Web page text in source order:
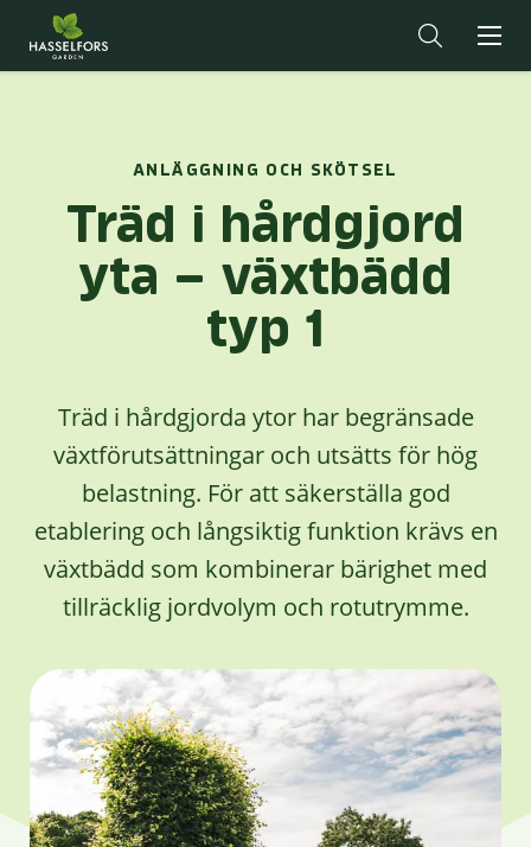
ANLÄGGNING OCH SKÖTSEL
Träd i hårdgjord
yta – växtbädd
typ 1
Träd i hårdgjorda ytor har begränsade
växtförutsättningar och utsätts för hög
belastning. För att säkerställa god
etablering och långsiktig funktion krävs en
växtbädd som kombinerar bärighet med
tillräcklig jordvolym och rotutrymme.